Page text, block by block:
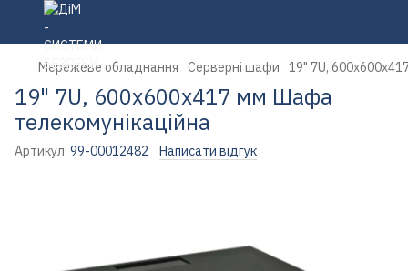
Мережеве обладнання Серверні шафи 19" 7U,
19" 7U, 600х600х417 мм Шафа
телекомунікаційна
Артикул: 99-00012482 Написати відгук